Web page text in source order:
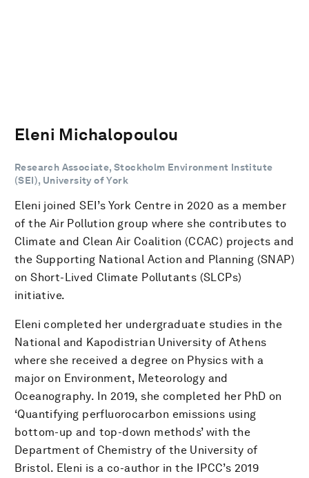
Eleni Michalopoulou
Research Associate, Stockholm Environment Institute
(SEI), University of York
Eleni joined SEI’s York Centre in 2020 as a member
of the Air Pollution group where she contributes to
Climate and Clean Air Coalition (CCAC) projects and
the Supporting National Action and Planning (SNAP)
on Short-Lived Climate Pollutants (SLCPs)
initiative.
Eleni completed her undergraduate studies in the
National and Kapodistrian University of Athens
where she received a degree on Physics with a
major on Environment, Meteorology and
Oceanography. In 2019, she completed her PhD on
‘Quantifying perfluorocarbon emissions using
bottom-up and top-down methods’ with the
Department of Chemistry of the University of
Bristol. Eleni is a co-author in the IPCC’s 2019